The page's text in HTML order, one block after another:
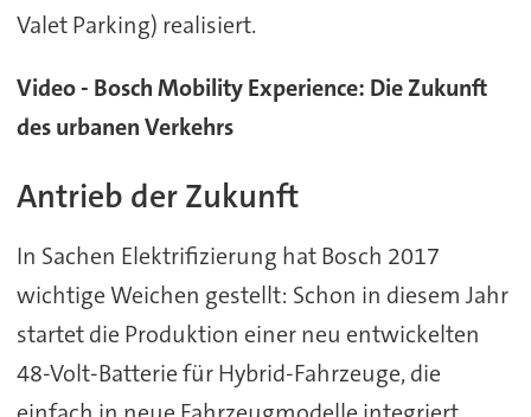
Valet Parking) realisiert.
Video - Bosch Mobility Experience: Die Zukunft
des urbanen Verkehrs
Antrieb der Zukunft
In Sachen Elektrifizierung hat Bosch 2017
wichtige Weichen gestellt: Schon in diesem Jahr
startet die Produktion einer neu entwickelten
48-Volt-Batterie für Hybrid-Fahrzeuge, die